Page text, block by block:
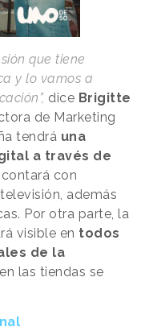
que tiene
y lo vamos a
dice Brigitte
de Marketing
tendrá una
a través de
con
además
Por otra parte, la
visible en todos
de la
las tiendas se